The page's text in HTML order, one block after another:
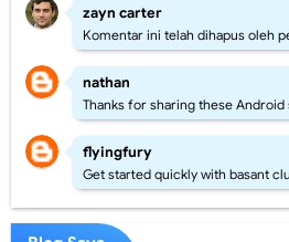
zayn carter
Komentar ini telah dihapus oleh
nathan
Thanks for sharing these
flyingfury
Get started quickly with basant